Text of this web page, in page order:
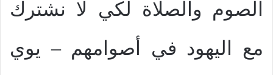
الصوم والصلاة لكي لا نشترك
مع اليهود في أصوامهم – يوي